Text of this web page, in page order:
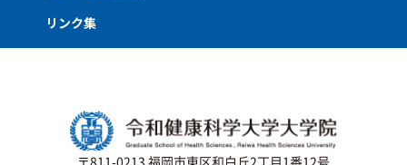
リンク集
〒811-0213 福岡市東区和白丘2丁目1番12号